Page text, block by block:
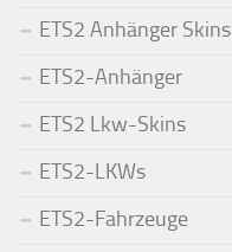
ETS2 Anhänger Skins
ETS2-Anhänger
ETS2 Lkw-Skins
ETS2-LKWs
ETS2-Fahrzeuge